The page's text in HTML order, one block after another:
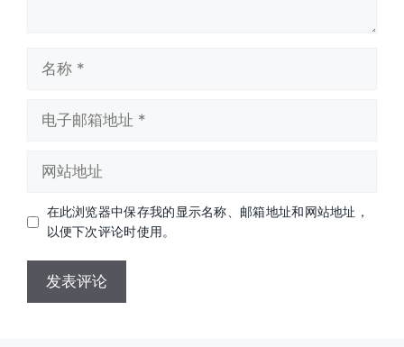
址 在此浏览器中保存我的显示名称、邮箱地址和网站地址，
以便下次评论时使用。